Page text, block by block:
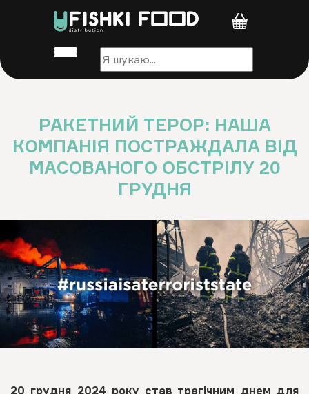
РАКЕТНИЙ ТЕРОР: НАША
КОМПАНІЯ ПОСТРАЖДАЛА ВІД
МАСОВАНОГО ОБСТРІЛУ 20
ГРУДНЯ
20 грудня 2024 року став трагічним днем для